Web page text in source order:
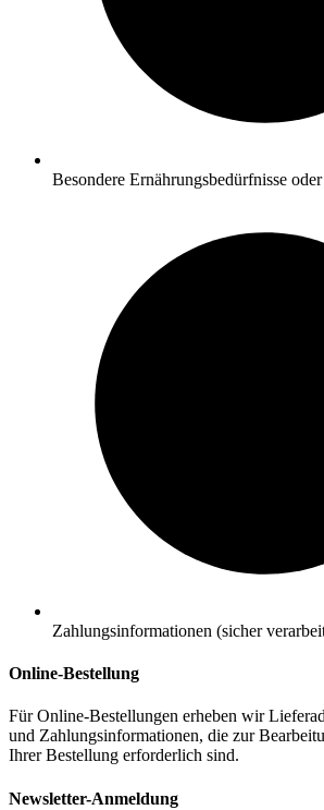
Besondere Ernährungsbedürfnisse
Zahlungsinformationen (sicher
Online-Bestellung
Für Online-Bestellungen erheben wir
und Zahlungsinformationen, die zur
Ihrer Bestellung erforderlich sind.
Newsletter-Anmeldung